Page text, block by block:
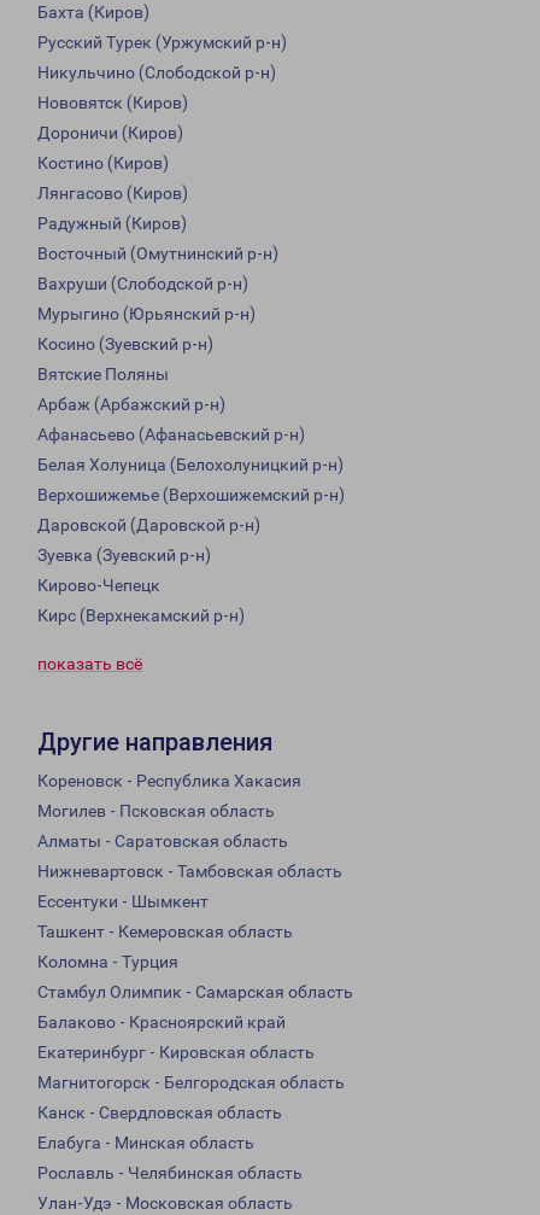
Бахта (Киров)
Русский Турек (Уржумский р-н)
Никульчино (Слободской р-н)
Нововятск (Киров)
Дороничи (Киров)
Костино (Киров)
Лянгасово (Киров)
Радужный (Киров)
Восточный (Омутнинский р-н)
Вахруши (Слободской р-н)
Мурыгино (Юрьянский р-н)
Косино (Зуевский р-н)
Вятские Поляны
Арбаж (Арбажский р-н)
Афанасьево (Афанасьевский р-н)
Белая Холуница (Белохолуницкий р-н)
Верхошижемье (Верхошижемский р-н)
Даровской (Даровской р-н)
Зуевка (Зуевский р-н)
Кирово-Чепецк
Кирс (Верхнекамский р-н)
показать всё
Другие направления
Кореновск - Республика Хакасия
Могилев - Псковская область
Алматы - Саратовская область
Нижневартовск - Тамбовская область
Ессентуки - Шымкент
Ташкент - Кемеровская область
Коломна - Турция
Стамбул Олимпик - Самарская область
Балаково - Красноярский край
Екатеринбург - Кировская область
Магнитогорск - Белгородская область
Канск - Свердловская область
Елабуга - Минская область
Рославль - Челябинская область
Улан-Удэ - Московская область